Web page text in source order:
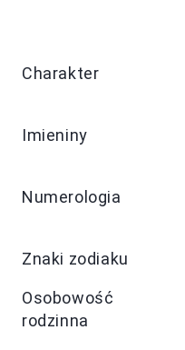
Charakter
Imieniny
Numerologia
Znaki zodiaku
Osobowość
rodzinna